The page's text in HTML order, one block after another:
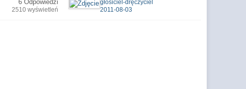
6 Odpowiedzi
2510 wyświetleń
głosiciel-dręczyciel
2011-08-03